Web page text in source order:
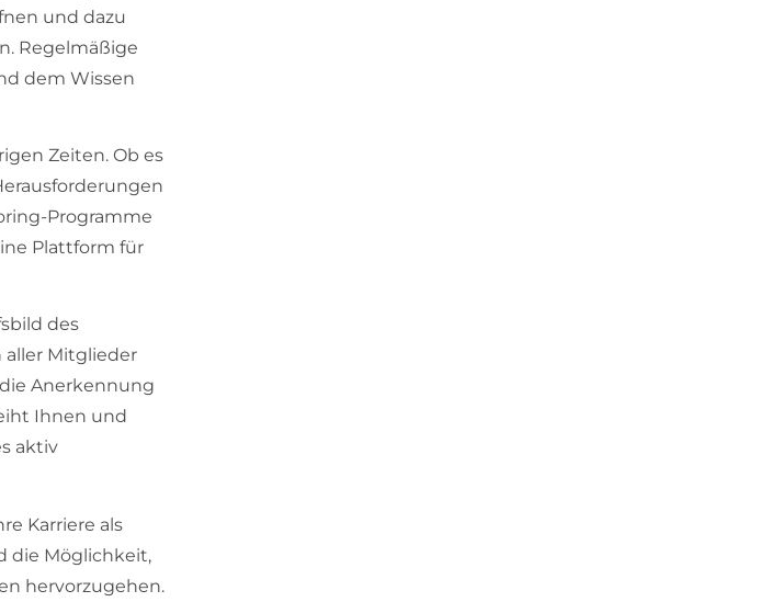
und dazu
Regelmäßige
dem Wissen
Zeiten. Ob es
Programme
Plattform für
des
aller Mitglieder
Anerkennung
Ihnen und
aktiv
Karriere als
die Möglichkeit,
hervorzugehen.